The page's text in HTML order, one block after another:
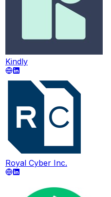
Kindly
Royal Cyber Inc.